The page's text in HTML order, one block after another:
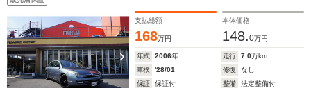
フルセグナビ
ビュー ETC
支払総額
168万円
本体価格
148.0万円
年式 2006年 走行 7.0万km
車検
'28/01 修復
なし
保証
保証付 整備
法定整備付